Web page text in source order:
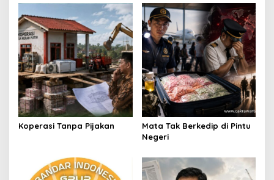
Koperasi Tanpa Pijakan
Mata Tak Berkedip di Pintu
Negeri